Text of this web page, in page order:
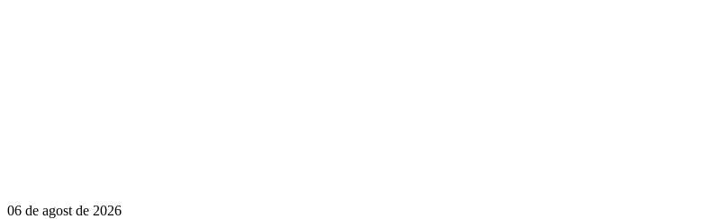
06 de agost de 2026